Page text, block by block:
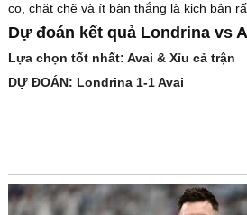
co, chặt chẽ và ít bàn thắng là kịch bản
Dự đoán kết quả Londrina vs
Lựa chọn tốt nhất: Avai & Xỉu cả trận
DỰ ĐOÁN: Londrina 1-1 Avai